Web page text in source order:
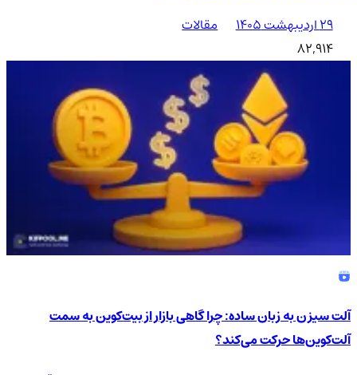
۲۹ اردیبهشت ۱۴۰۵
مقالات
82,914
آلت سیزن به زبان ساده: چرا گاهی بازار از بیت‌کوین به سمت
آلت‌کوین‌ها حرکت می‌کند؟